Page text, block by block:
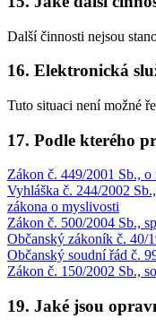
Další činnosti nejsou
16. Elektronická
Tuto situaci není možné
17. Podle kterého
Zákon č. 449/2001 Sb.,
Vyhláška č. 244/2002
zákona o myslivosti
Zákon č. 500/2004 Sb.,
Občanský zákoník č. 40/
Občanský soudní řád č.
Zákon č. 150/2002 Sb.,
19. Jaké jsou